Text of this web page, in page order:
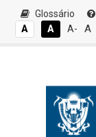
Glossário
A
A A- A